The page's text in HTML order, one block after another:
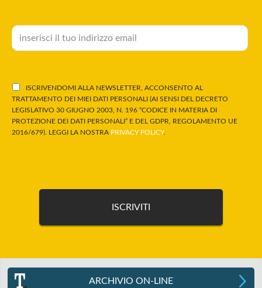
ISCRIVENDOMI ALLA NEWSLETTER, ACCONSENTO AL
TRATTAMENTO DEI MIEI DATI PERSONALI (AI SENSI DEL DECRETO
LEGISLATIVO 30 GIUGNO 2003, N. 196 “CODICE IN MATERIA DI
PROTEZIONE DEI DATI PERSONALI” E DEL GDPR, REGOLAMENTO UE
2016/679). LEGGI LA NOSTRA PRIVACY POLICY.
ARCHIVIO ON-LINE